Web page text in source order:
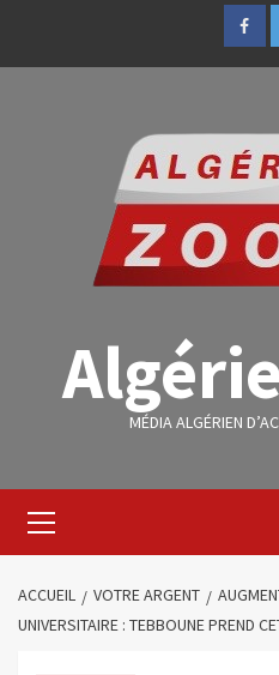
MÉDIA ALGÉRIEN
ACCUEIL VOTRE ARGENT
UNIVERSITAIRE : TEBBOUNE PREND